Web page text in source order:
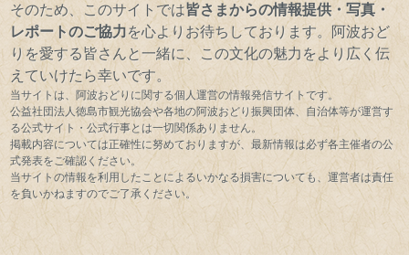
そのため、このサイトでは皆さまからの情報提供・写真・
レポートのご協力を心よりお待ちしております。阿波おど
りを愛する皆さんと一緒に、この文化の魅力をより広く伝
えていけたら幸いです。
当サイトは、阿波おどりに関する個人運営の情報発信サイトです。
公益社団法人徳島市観光協会や各地の阿波おどり振興団体、自治体等が運営す
る公式サイト・公式行事とは一切関係ありません。
掲載内容については正確性に努めておりますが、最新情報は必ず各主催者の公
式発表をご確認ください。
当サイトの情報を利用したことによるいかなる損害についても、運営者は責任
を負いかねますのでご了承ください。